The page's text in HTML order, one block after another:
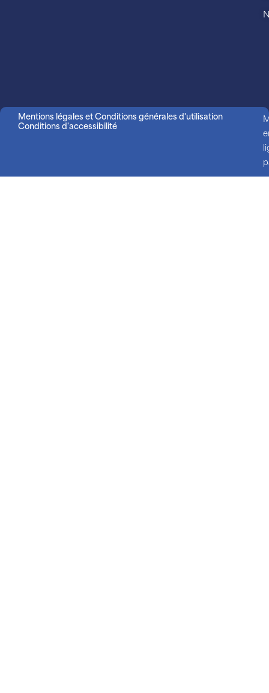
Mentions légales et Conditions générales d'utilisation
Conditions d'accessibilité